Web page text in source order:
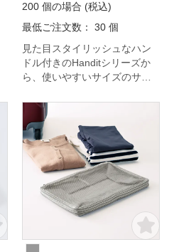
200 個の場合 (税込)
最低ご注文数： 30 個
見た目スタイリッシュなハン
ドル付きのHanditシリーズか
ら、使いやすいサイズのサー
た！